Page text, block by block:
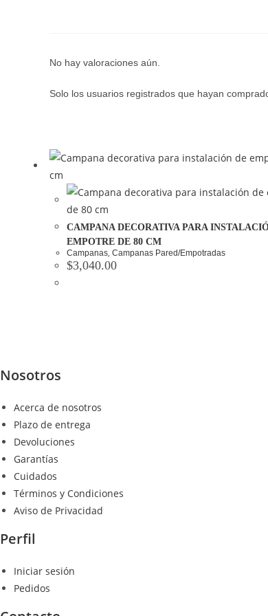
No hay valoraciones aún.
Solo los usuarios registrados que hayan
CAMPANA DECORATIVA PARA
EMPOTRE DE 80 CM
Campanas, Campanas Pared/Empotradas
$3,040.00
Nosotros
Acerca de nosotros
Plazo de entrega
Devoluciones
Garantías
Cuidados
Términos y Condiciones
Aviso de Privacidad
Perfil
Iniciar sesión
Pedidos